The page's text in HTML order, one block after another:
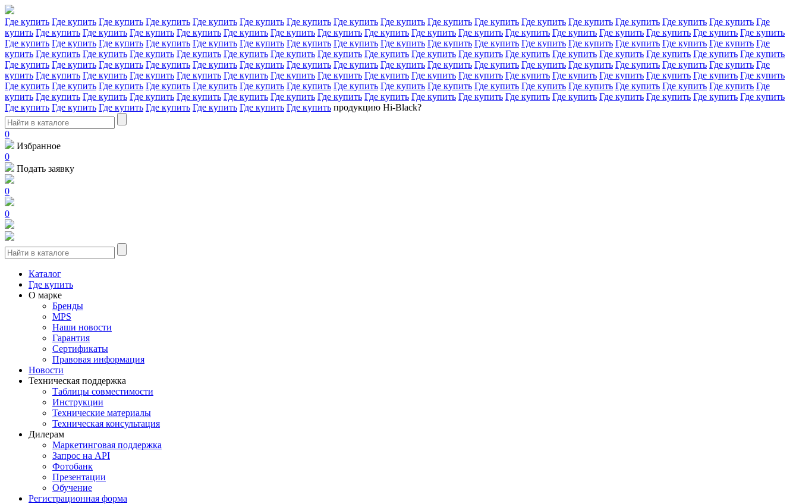
Где купить Где купить Где купить Где купить Где купить Где купить Где купить Где купить Где купить Где купить Где купить Где купить Где купить Где купить Где купить Где купить Где
купить Где купить Где купить Где купить Где купить Где купить Где купить Где купить Где купить Где купить Где купить Где купить Где купить Где купить Где купить Где купить Где купить
Где купить Где купить Где купить Где купить Где купить Где купить Где купить Где купить Где купить Где купить Где купить Где купить Где купить Где купить Где купить Где купить Где
купить Где купить Где купить Где купить Где купить Где купить Где купить Где купить Где купить Где купить Где купить Где купить Где купить Где купить Где купить Где купить Где купить
Где купить Где купить Где купить Где купить Где купить Где купить Где купить Где купить Где купить Где купить Где купить Где купить Где купить Где купить Где купить Где купить Где
купить Где купить Где купить Где купить Где купить Где купить Где купить Где купить Где купить Где купить Где купить Где купить Где купить Где купить Где купить Где купить Где купить
Где купить Где купить Где купить Где купить Где купить Где купить Где купить Где купить Где купить Где купить Где купить Где купить Где купить Где купить Где купить Где купить Где
купить Где купить Где купить Где купить Где купить Где купить Где купить Где купить Где купить Где купить Где купить Где купить Где купить Где купить Где купить Где купить Где купить
Где купить Где купить Где купить Где купить Где купить Где купить Где купить продукцию Hi-Black?
0
Избранное
0
Подать заявку
0
0
Каталог
Где купить
О марке
Бренды
MPS
Наши новости
Гарантия
Сертификаты
Правовая информация
Новости
Техническая поддержка
Таблицы совместимости
Инструкции
Технические материалы
Техническая консультация
Дилерам
Маркетинговая поддержка
Запрос на API
Фотобанк
Презентации
Обучение
Регистрационная форма